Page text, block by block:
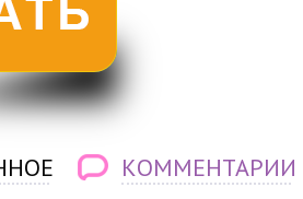
КОММЕНТАРИИ